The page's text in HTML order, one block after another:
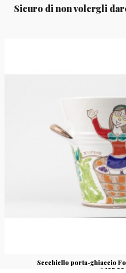
Sicuro di non volergli
Secchiello porta-ghiaccio
€ 105,00